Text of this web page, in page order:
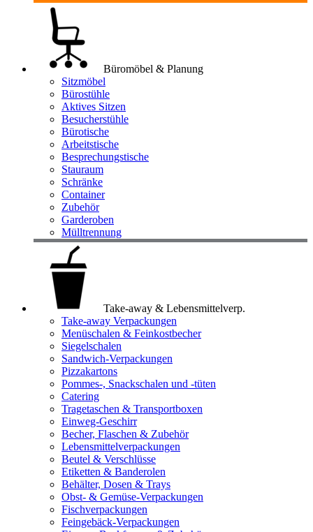
Büromöbel & Planung
Sitzmöbel
Bürostühle
Aktives Sitzen
Besucherstühle
Bürotische
Arbeitstische
Besprechungstische
Stauraum
Schränke
Container
Zubehör
Garderoben
Mülltrennung
Take-away & Lebensmittelverp.
Take-away Verpackungen
Menüschalen & Feinkostbecher
Siegelschalen
Sandwich-Verpackungen
Pizzakartons
Pommes-, Snackschalen und -tüten
Catering
Tragetaschen & Transportboxen
Einweg-Geschirr
Becher, Flaschen & Zubehör
Lebensmittelverpackungen
Beutel & Verschlüsse
Etiketten & Banderolen
Behälter, Dosen & Trays
Obst- & Gemüse-Verpackungen
Fischverpackungen
Feingebäck-Verpackungen